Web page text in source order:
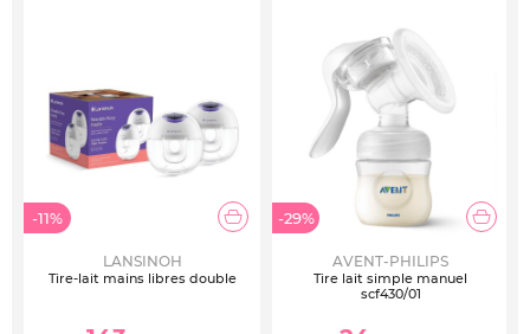
-11%
LANSINOH
Tire-lait mains libres double
-29%
AVENT-PHILIPS
Tire lait simple manuel
scf430/01